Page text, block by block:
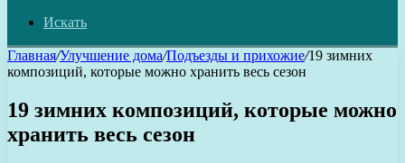
Искать
Главная/Улучшение дома/Подъезды и прихожие/19 зимних
композиций, которые можно хранить весь сезон
19 зимних композиций, которые можно
хранить весь сезон